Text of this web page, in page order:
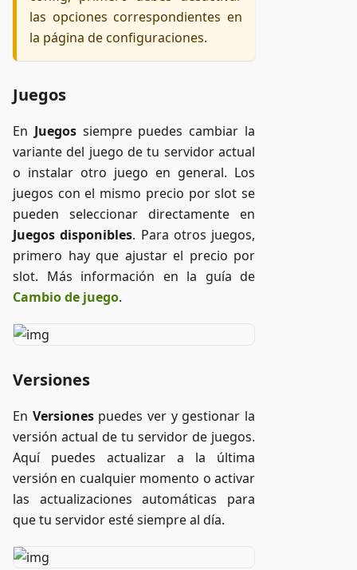
las opciones correspondientes en
la página de configuraciones.
Juegos
En Juegossiempre puedes cambiar la
variante del juego de tu servidor actual
o instalar otro juego en general. Los
juegos con el mismo precio por slot se
pueden seleccionar directamente en
Juegos disponibles. Para otros juegos,
primero hay que ajustar el precio por
slot. Más información en la guía de
Cambio de juego.
Versiones
En Versionespuedes ver y gestionar la
versión actual de tu servidor de juegos.
Aquí puedes actualizar a la última
versión en cualquier momento o activar
las actualizaciones automáticas para
que tu servidor esté siempre al día.